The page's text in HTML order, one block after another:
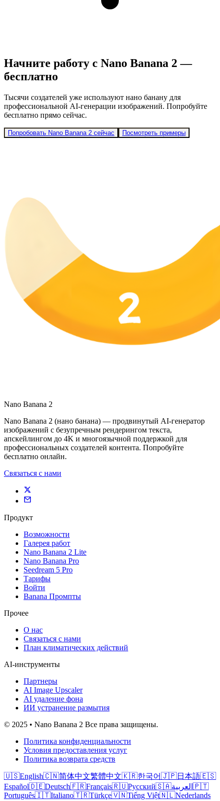
Начните работу с Nano Banana 2 —
бесплатно
Тысячи создателей уже используют нано банану для
профессиональной AI-генерации изображений. Попробуйте
бесплатно прямо сейчас.
Попробовать Nano Banana 2 сейчас Посмотреть примеры
Nano Banana 2
Nano Banana 2 (нано банана) — продвинутый AI-генератор
изображений с безупречным рендерингом текста,
апскейлингом до 4K и многоязычной поддержкой для
профессиональных создателей контента. Попробуйте
бесплатно онлайн.
Связаться с нами
Продукт
Возможности
Галерея работ
Nano Banana 2 Lite
Nano Banana Pro
Seedream 5 Pro
Тарифы
Войти
Banana Промпты
Прочее
О нас
Связаться с нами
План климатических действий
AI-инструменты
Партнеры
AI Image Upscaler
AI удаление фона
ИИ устранение размытия
© 2025 • Nano Banana 2 Все права защищены.
Политика конфиденциальности
Условия предоставления услуг
Политика возврата средств
🇺🇸English🇨🇳简体中文繁體中文🇰🇷한국어🇯🇵日本語🇪🇸
Español🇩🇪Deutsch🇫🇷Français🇷🇺Русский🇸🇦العربية 🇵🇹
Português🇮🇹Italiano🇹🇷Türkçe🇻🇳Tiếng Việt🇳🇱Nederlands